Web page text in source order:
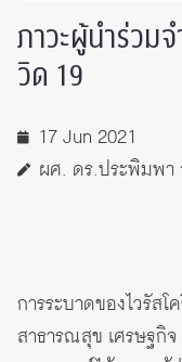
ภาวะผู้นำร่วม
วิด 19
17 Jun 2021
ผศ. ดร.ประพิมพา
การระบาดของไวรัส
สาธารณสุข เศรษฐกิ